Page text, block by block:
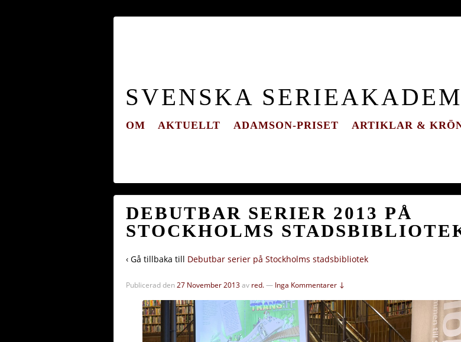
SVENSKA
OM AKTUELLT ADAMSON-PRISET ARTIKLAR &
DEBUTBAR SERIER 2013 PÅ
STOCKHOLMS
‹ Gå tillbaka till Debutbar serier på Stockholms stadsbibliotek
Publicerad den27 November 2013av red.— Inga Kommentarer ↓